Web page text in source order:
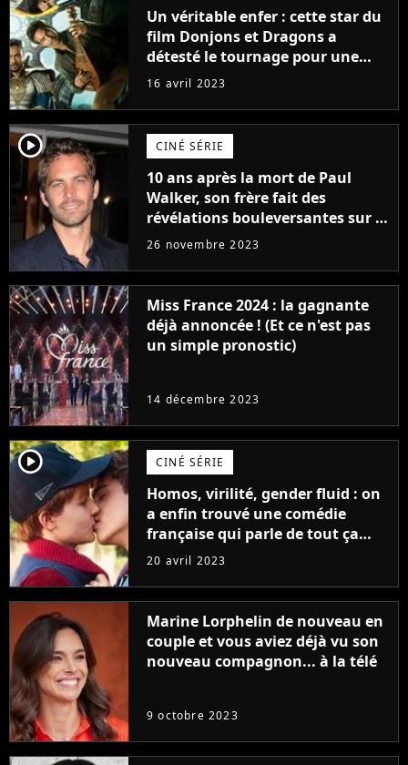
Un véritable enfer : cette star du
film Donjons et Dragons a
détesté le tournage pour une
raison très spéciale
16 avril 2023
player2 CINÉ SÉRIE
10 ans après la mort de Paul
Walker, son frère fait des
révélations bouleversantes sur la
réaction des acteurs de Fast and
26 novembre 2023
Miss France 2024 : la gagnante
déjà annoncée ! (Et ce n'est pas
un simple pronostic)
14 décembre 2023
player2 CINÉ SÉRIE
Homos, virilité, gender fluid : on
a enfin trouvé une comédie
française qui parle de tout ça
sans être super ringarde
20 avril 2023
Marine Lorphelin de nouveau en
couple et vous aviez déjà vu son
nouveau compagnon... à la télé
9 octobre 2023